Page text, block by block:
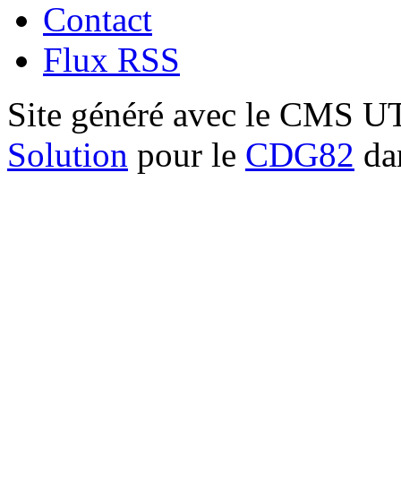
Contact
Flux RSS
Site généré avec le CMS
Solution pour le CDG82